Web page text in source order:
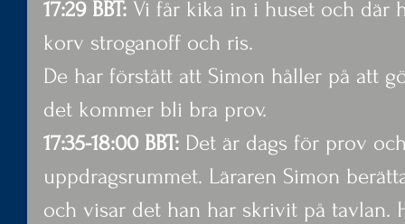
17:29 BBT: Vi får kika in i huset och där
korv stroganoff och ris.
De har förstått att Simon håller på att
det kommer bli bra prov.
17:35-18:00 BBT: Det är dags för prov
uppdragsrummet. Läraren Simon
och visar det han har skrivit på